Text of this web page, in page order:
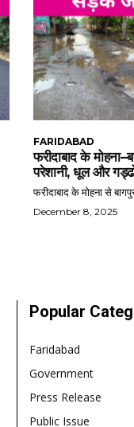
FARIDABAD
फरीदाबाद के
परेशानी, धूल और
फरीदाबाद के मोहना से
December 8, 2025
Popular
Faridabad
Government
Press Release
Public Issue